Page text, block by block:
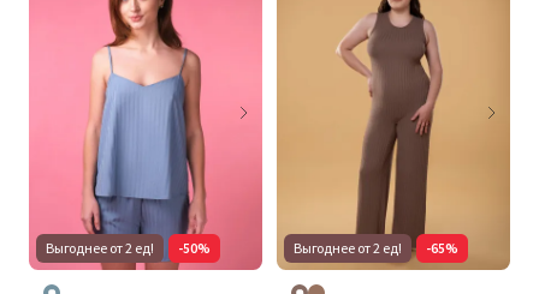
Выгоднее от 2 ед! -50% Выгоднее от 2 ед! -65%